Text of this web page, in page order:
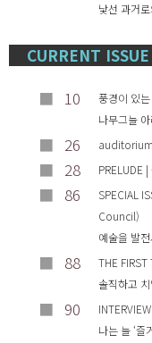
낯선 과거
CURRENT ISSUE
■ 10
풍경이 있
나무그늘 아
■ 26
■ 28 PRELUDE
■ 86
SPECIAL
Council)
예술을 발
■ 88
THE FIRST
솔직하고
■ 90
나는 늘 ‘즐